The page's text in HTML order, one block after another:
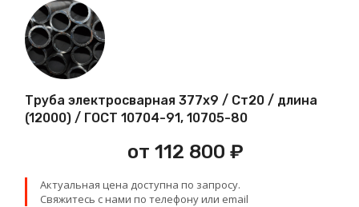
Металлопрокат
калиброванный
Профлист
Проволока
Детали трубопровода
Труба электросварная 377х9 / Ст20 / длина
(12000) / ГОСТ 10704-91, 10705-80
от 112 800 ₽
Актуальная цена доступна по запросу.
Свяжитесь с нами по телефону или email